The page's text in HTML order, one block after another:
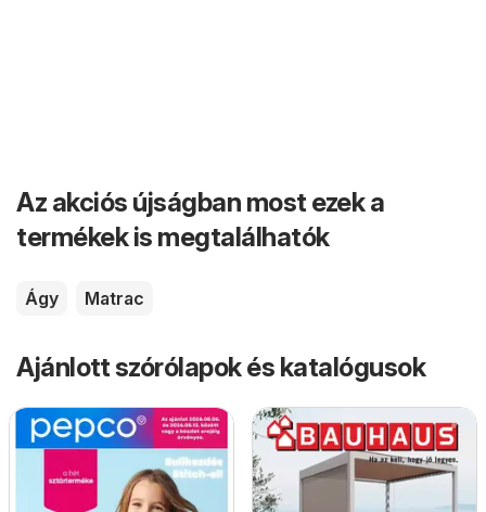
Az akciós újságban most ezek a
termékek is megtalálhatók
Ágy Matrac
Ajánlott szórólapok és katalógusok